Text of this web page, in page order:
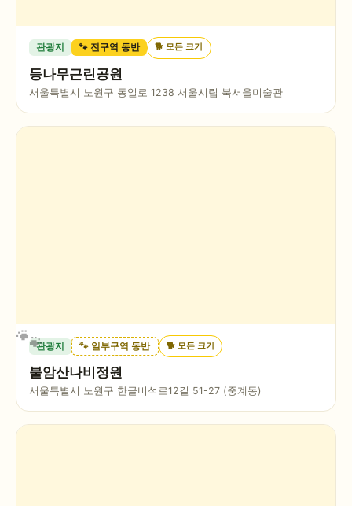
관광지 🐾 전구역 동반 🐕모든 크기
등나무근린공원
서울특별시 노원구 동일로 1238 서울시립 북서울미술관
관광지 🐾 일부구역 동반 🐕 모든 크기
불암산나비정원
서울특별시 노원구 한글비석로12길 51-27 (중계동)